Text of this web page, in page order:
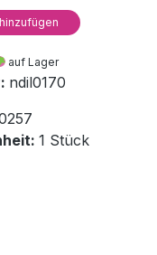
auf Lager
ndil0170
1 Stück